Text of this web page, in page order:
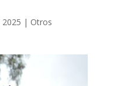
2025 | Otros